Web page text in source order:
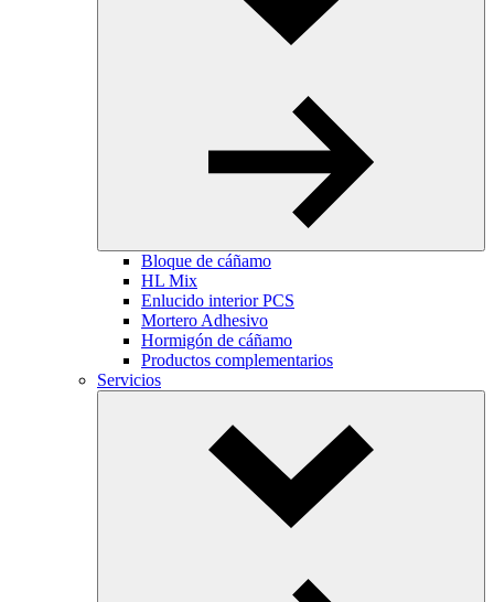
Bloque de cáñamo
HL Mix
Enlucido interior PCS
Mortero Adhesivo
Hormigón de cáñamo
Productos complementarios
Servicios